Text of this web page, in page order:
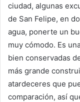
ciudad, algunas
de San Felipe, en
agua, ponerte un
muy cómodo. Es
bien conservadas
más grande
atardeceres que
comparación, así